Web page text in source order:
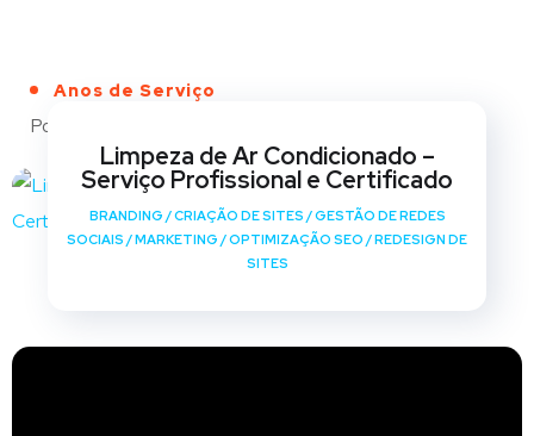
Anos de Serviço
Portfólio
Limpeza de Ar Condicionado –
Serviço Profissional e Certificado
BRANDING /CRIAÇÃO DE SITES /GESTÃO DE REDES
SOCIAIS /MARKETING /OPTIMIZAÇÃO SEO /REDESIGN DE
SITES